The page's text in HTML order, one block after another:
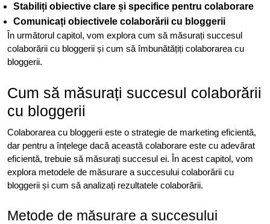
Stabiliți obiective clare și specifice pentru colaborare
Comunicați obiectivele colaborării cu bloggerii
În următorul capitol, vom explora cum să măsurați succesul
colaborării cu bloggerii și cum să îmbunătățiți colaborarea cu
bloggerii.
Cum să măsurați succesul colaborării
cu bloggerii
Colaborarea cu bloggerii este o strategie de marketing eficientă,
dar pentru a înțelege dacă această colaborare este cu adevărat
eficientă, trebuie să măsurați succesul ei. În acest capitol, vom
explora metodele de măsurare a succesului colaborării cu
bloggerii și cum să analizați rezultatele colaborării.
Metode de măsurare a succesului